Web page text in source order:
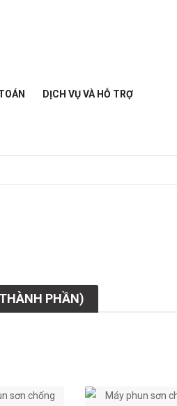
DỊCH VỤ VÀ HỖ TRỢ
PHẦN)